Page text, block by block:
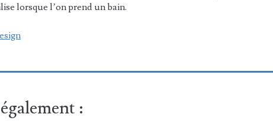
lorsque l’on prend un bain.
: